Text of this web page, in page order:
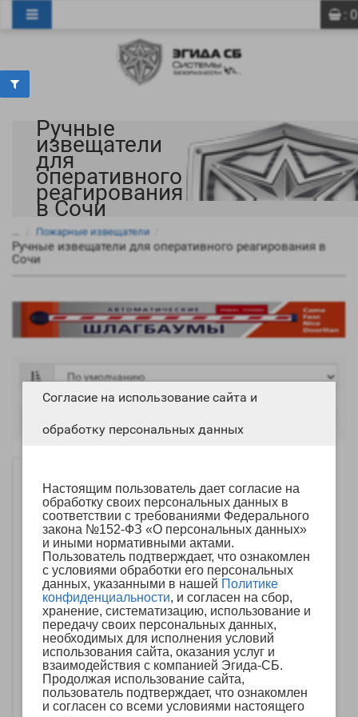
Согласие на использование сайта и
обработку персональных данных
Настоящим пользователь дает согласие на
обработку своих персональных данных в
соответствии с требованиями Федерального
закона №152-ФЗ «О персональных данных»
и иными нормативными актами.
Пользователь подтверждает, что ознакомлен
с условиями обработки его персональных
данных, указанными в нашей Политике
конфиденциальности, и согласен на сбор,
хранение, систематизацию, использование и
передачу своих персональных данных,
необходимых для исполнения условий
использования сайта, оказания услуг и
взаимодействия с компанией Эгида-СБ.
Продолжая использование сайта,
пользователь подтверждает, что ознакомлен
и согласен со всеми условиями настоящего
: 0
Ручные
извещатели
для
оперативного
реагирования
в Сочи
Пожарные извещатели
Ручные извещатели для оперативного реагирования в
Сочи
Извещатель
пожарный ручной
адресный ИПР 513-
3АМ (БОЛИД)
1 074р.